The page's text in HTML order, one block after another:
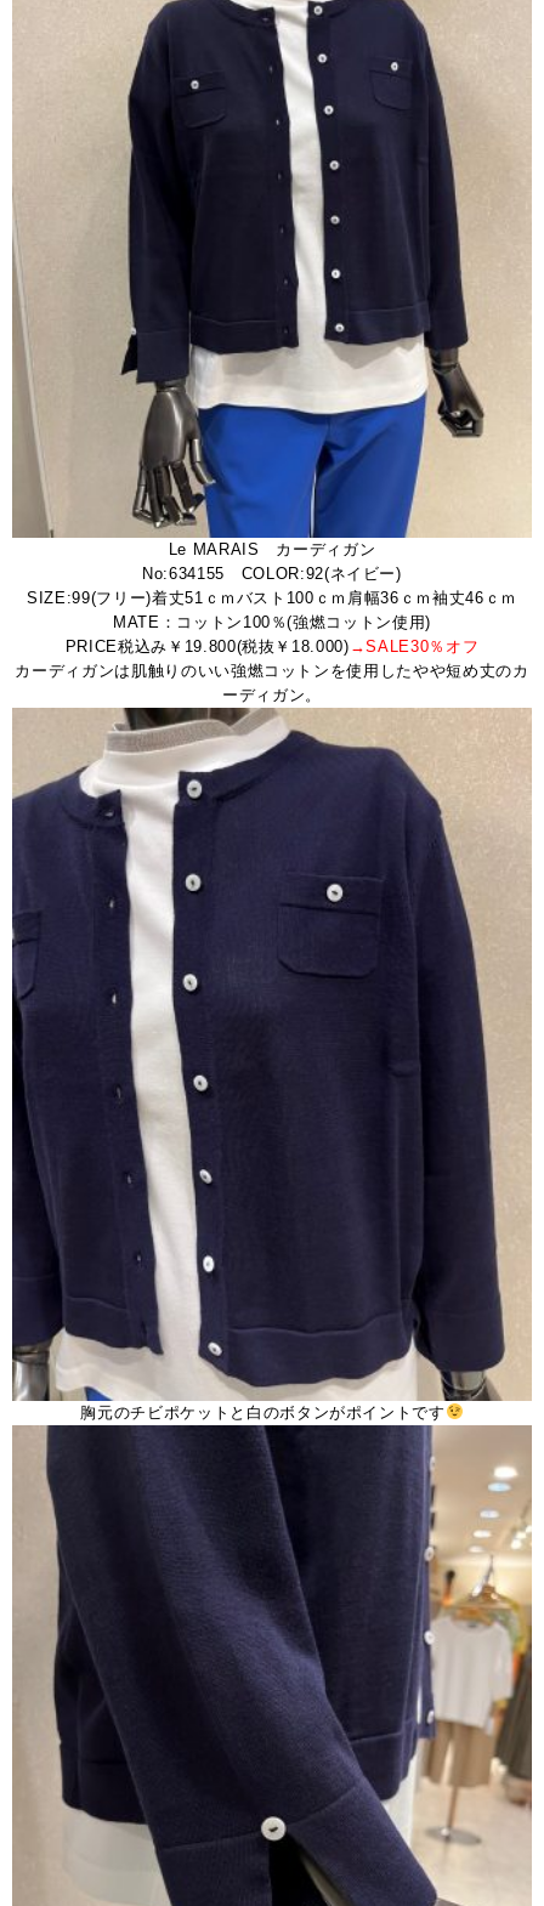
Le MARAIS カーディガン
No:634155 COLOR:92(ネイビー)
SIZE:99(フリー)着丈51ｃｍバスト100ｃｍ肩幅36ｃｍ袖丈46ｃｍ
MATE：コットン100％(強燃コットン使用)
PRICE税込み￥19.800(税抜￥18.000) →SALE30％オフ
カーディガンは肌触りのいい強燃コットンを使用したやや短め丈のカ
ーディガン。
胸元のチビポケットと白のボタンがポイントです